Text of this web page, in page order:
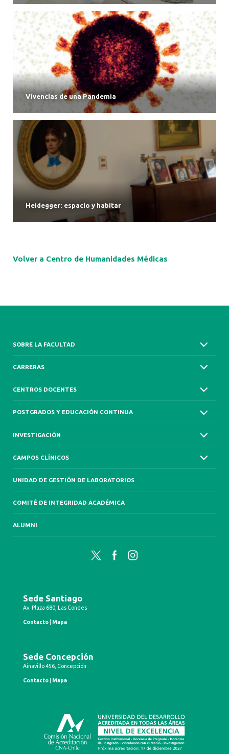
Vivencias de una Pandemia
Heidegger: espacio y habitar
Volver a Centro de Humanidades Médicas
SOBRE LA FACULTAD
CARRERAS
CENTROS DOCENTES
POSTGRADOS Y EDUCACIÓN CONTINUA
INVESTIGACIÓN
CAMPOS CLÍNICOS
UNIDAD DE GESTIÓN DE LABORATORIOS
COMITÉ DE INTEGRIDAD ACADÉMICA
ALUMNI
Twitter FacebookInstagram
Sede Santiago
Av. Plaza 680, Las Condes
Contacto Mapa
Sede Concepción
Ainavillo 456, Concepción
Contacto Mapa